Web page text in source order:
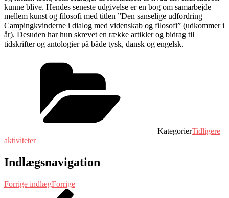
kunne blive. Hendes seneste udgivelse er en bog om samarbejde
mellem kunst og filosofi med titlen ”Den sanselige udfordring –
Campingkvinderne i dialog med videnskab og filosofi” (udkommer i
år). Desuden har hun skrevet en række artikler og bidrag til
tidskrifter og antologier på både tysk, dansk og engelsk.
KategorierTidligere
aktiviteter
Indlægsnavigation
Forrige indlægForrige